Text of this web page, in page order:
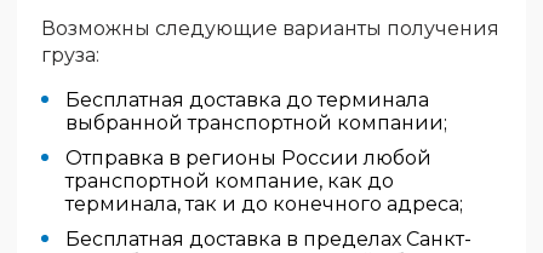
Возможны следующие варианты получения
груза:
Бесплатная доставка до терминала
выбранной транспортной компании;
Отправка в регионы России любой
транспортной компание, как до
терминала, так и до конечного адреса;
Бесплатная доставка в пределах Санкт-